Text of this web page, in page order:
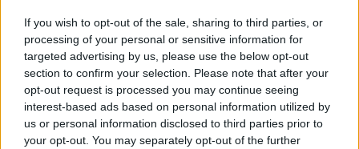
If you wish to opt-out of the sale, sharing to third parties, or
processing of your personal or sensitive information for
targeted advertising by us, please use the below opt-out
section to confirm your selection. Please note that after your
opt-out request is processed you may continue seeing
interest-based ads based on personal information utilized by
us or personal information disclosed to third parties prior to
your opt-out. You may separately opt-out of the further
Najnowsze
07 sierpnia 2026 | 19:41
Kard. Tagle: Przemienienie Jezusa w świecie oszpeconym wojną